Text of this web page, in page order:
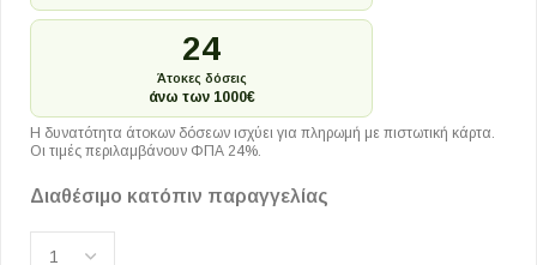
24
Άτοκες δόσεις
άνω των 1000€
Η δυνατότητα άτοκων δόσεων ισχύει για πληρωμή με πιστωτική κάρτα.
Οι τιμές περιλαμβάνουν ΦΠΑ 24%.
Διαθέσιμο κατόπιν παραγγελίας